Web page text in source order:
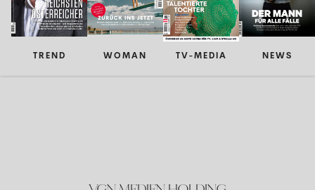
TREND WOMAN TV-MEDIA NEWS